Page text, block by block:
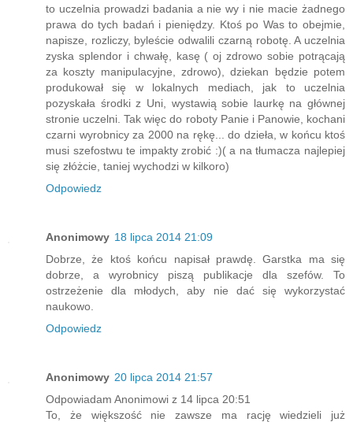
to uczelnia prowadzi badania a nie wy i nie macie żadnego
prawa do tych badań i pieniędzy. Ktoś po Was to obejmie,
napisze, rozliczy, byleście odwalili czarną robotę. A uczelnia
zyska splendor i chwałę, kasę ( oj zdrowo sobie potrącają
za koszty manipulacyjne, zdrowo), dziekan będzie potem
produkował się w lokalnych mediach, jak to uczelnia
pozyskała środki z Uni, wystawią sobie laurkę na głównej
stronie uczelni. Tak więc do roboty Panie i Panowie, kochani
czarni wyrobnicy za 2000 na rękę... do dzieła, w końcu ktoś
musi szefostwu te impakty zrobić :)( a na tłumacza najlepiej
się złóżcie, taniej wychodzi w kilkoro)
Odpowiedz
Anonimowy 18 lipca 2014 21:09
Dobrze, że ktoś końcu napisał prawdę. Garstka ma się
dobrze, a wyrobnicy piszą publikacje dla szefów. To
ostrzeżenie dla młodych, aby nie dać się wykorzystać
naukowo.
Odpowiedz
Anonimowy 20 lipca 2014 21:57
Odpowiadam Anonimowi z 14 lipca 20:51
To, że większość nie zawsze ma rację wiedzieli już